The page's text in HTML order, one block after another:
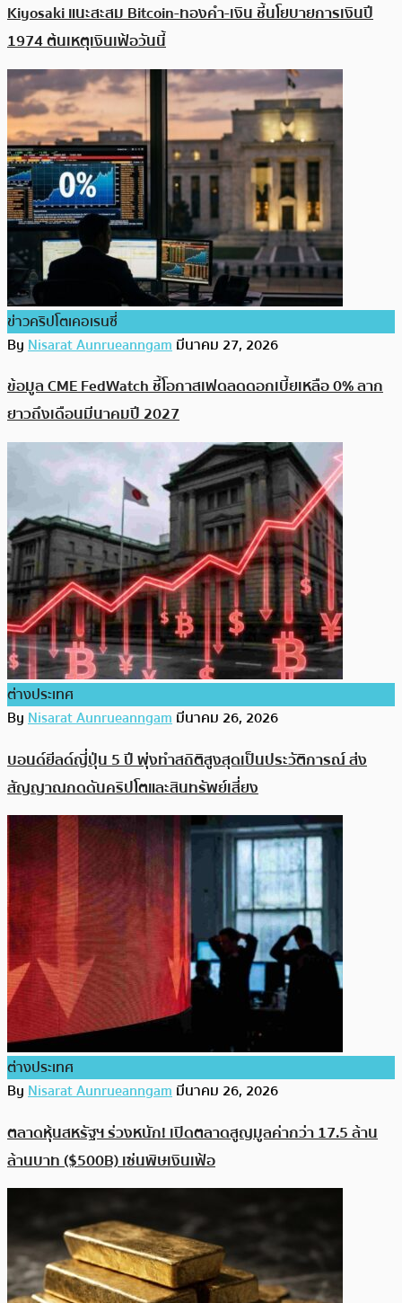
Kiyosaki แนะสะสม Bitcoin-ทองคำ-เงิน ชี้นโยบายการเงินปี
1974 ต้นเหตุเงินเฟ้อวันนี้
ข่าวคริปโตเคอเรนซี่
ByNisarat Aunrueanngamมีนาคม 27, 2026
ข้อมูล CME FedWatch ชี้โอกาสเฟดลดดอกเบี้ยเหลือ 0% ลาก
ยาวถึงเดือนมีนาคมปี 2027
ต่างประเทศ
ByNisarat Aunrueanngamมีนาคม 26, 2026
บอนด์ยีลด์ญี่ปุ่น 5 ปี พุ่งทำสถิติสูงสุดเป็นประวัติการณ์ ส่ง
สัญญาณกดดันคริปโตและสินทรัพย์เสี่ยง
ต่างประเทศ
ByNisarat Aunrueanngamมีนาคม 26, 2026
ตลาดหุ้นสหรัฐฯ ร่วงหนัก! เปิดตลาดสูญมูลค่ากว่า 17.5 ล้าน
ล้านบาท ($500B) เซ่นพิษเงินเฟ้อ